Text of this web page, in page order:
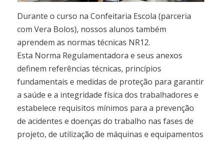
Durante o curso na Confeitaria Escola (parceria
com Vera Bolos), nossos alunos também
aprendem as normas técnicas NR12.
Esta Norma Regulamentadora e seus anexos
definem referências técnicas, princípios
fundamentais e medidas de proteção para garantir
a saúde e a integridade física dos trabalhadores e
estabelece requisitos mínimos para a prevenção
de acidentes e doenças do trabalho nas fases de
projeto, de utilização de máquinas e equipamentos